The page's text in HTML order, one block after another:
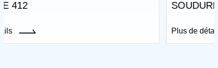
Plus de détails